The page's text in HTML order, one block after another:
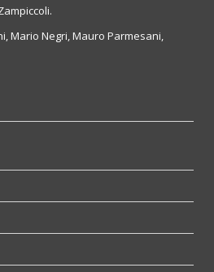
Mario Negri, Mauro Parmesani,